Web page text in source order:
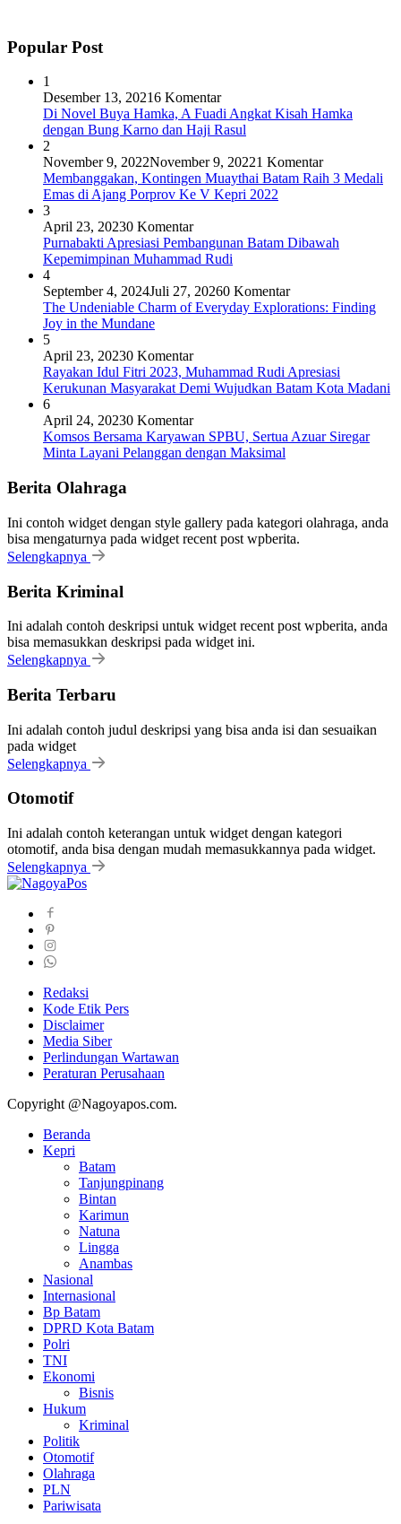
Popular Post
1
Desember 13, 20216 Komentar
Di Novel Buya Hamka, A Fuadi Angkat Kisah Hamka
dengan Bung Karno dan Haji Rasul
2
November 9, 2022November 9, 20221 Komentar
Membanggakan, Kontingen Muaythai Batam Raih 3 Medali
Emas di Ajang Porprov Ke V Kepri 2022
3
April 23, 20230 Komentar
Purnabakti Apresiasi Pembangunan Batam Dibawah
Kepemimpinan Muhammad Rudi
4
September 4, 2024Juli 27, 20260 Komentar
The Undeniable Charm of Everyday Explorations: Finding
Joy in the Mundane
5
April 23, 20230 Komentar
Rayakan Idul Fitri 2023, Muhammad Rudi Apresiasi
Kerukunan Masyarakat Demi Wujudkan Batam Kota Madani
6
April 24, 20230 Komentar
Komsos Bersama Karyawan SPBU, Sertua Azuar Siregar
Minta Layani Pelanggan dengan Maksimal
Berita Olahraga
Ini contoh widget dengan style gallery pada kategori olahraga, anda
bisa mengaturnya pada widget recent post wpberita.
Selengkapnya
Berita Kriminal
Ini adalah contoh deskripsi untuk widget recent post wpberita, anda
bisa memasukkan deskripsi pada widget ini.
Selengkapnya
Berita Terbaru
Ini adalah contoh judul deskripsi yang bisa anda isi dan sesuaikan
pada widget
Selengkapnya
Otomotif
Ini adalah contoh keterangan untuk widget dengan kategori
otomotif, anda bisa dengan mudah memasukkannya pada widget.
Selengkapnya
Redaksi
Kode Etik Pers
Disclaimer
Media Siber
Perlindungan Wartawan
Peraturan Perusahaan
Copyright @Nagoyapos.com.
Beranda
Kepri
Batam
Tanjungpinang
Bintan
Karimun
Natuna
Lingga
Anambas
Nasional
Internasional
Bp Batam
DPRD Kota Batam
Polri
TNI
Ekonomi
Bisnis
Hukum
Kriminal
Politik
Otomotif
Olahraga
PLN
Pariwisata